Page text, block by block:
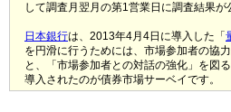
して調査月翌月の第1営業日に調査結果が
日本銀行は、2013年4月4日に導入した「
を円滑に行うためには、市場参加者の協
と、「市場参加者との対話の強化」を図
導入されたのが債券市場サーベイです。